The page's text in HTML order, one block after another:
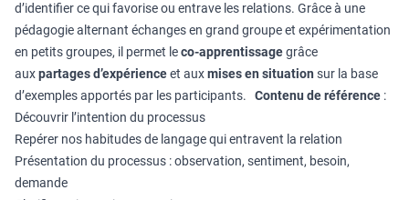
d’identifier ce qui favorise ou entrave les relations. Grâce à une
pédagogie alternant échanges en grand groupe et expérimentation
en petits groupes, il permet leco-apprentissagegrâce
auxpartages d’expérienceet auxmises en situation sur la base
d’exemples apportés par les participants. Contenu de référence :
Découvrir l’intention du processus
Repérer nos habitudes de langage qui entravent la relation
Présentation du processus : observation, sentiment, besoin,
demande